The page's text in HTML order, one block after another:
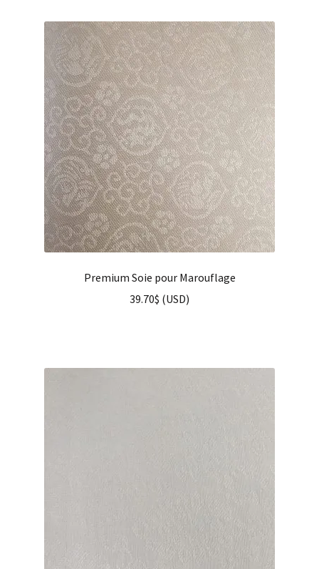
Premium Soie pour Marouflage
39.70$ (USD)